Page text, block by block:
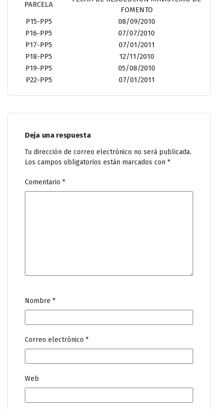
PARCELA
FOMENTO
P15-PP5
08/09/2010
P16-PP5
07/07/2010
P17-PP5
07/01/2011
P18-PP5
12/11/2010
P19-PP5
05/08/2010
P22-PP5
07/01/2011
Deja una respuesta
Tu dirección de correo electrónico no será publicada.
Los campos obligatorios están marcados con *
Comentario *
Nombre *
Correo electrónico *
Web